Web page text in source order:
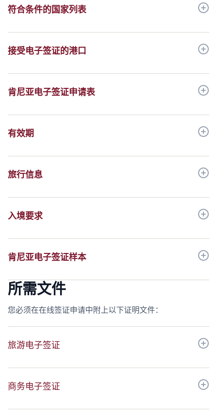
符合条件的国家列表
接受电子签证的港口
肯尼亚电子签证申请表
有效期
旅行信息
入境要求
肯尼亚电子签证样本
所需文件
您必须在在线签证申请中附上以下证明文件：
旅游电子签证
商务电子签证